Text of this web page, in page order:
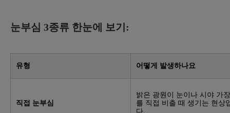
눈부심 3종류 한눈에 보기:
유형 어떻게 발생하나요
직접 눈부심
밝은 광원이 눈이나 시야 가
를 직접 비출 때 생기는 현상
다.